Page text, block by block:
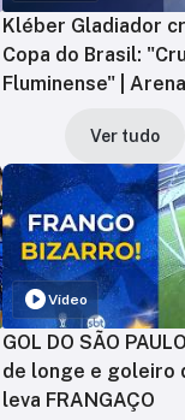
Kléber Gladiador
Copa do Brasil:
Fluminense" |
Ver tudo
Vídeo
GOL DO SÃO
de longe e goleiro
leva FRANGAÇO